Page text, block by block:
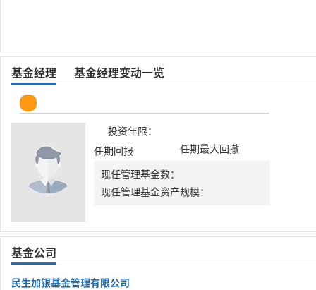
基金经理 基金经理变动一览
投资年限：
任期回报
任期最大回撤
现任管理基金数：
现任管理基金资产规模：
基金公司
民生加银基金管理有限公司